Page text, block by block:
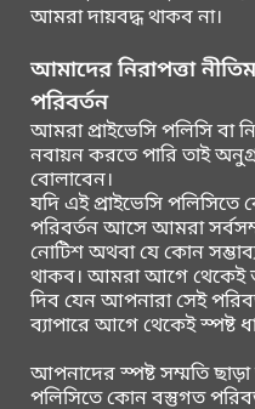
আমরা দায়বদ্ধ থাকব না।
আমাদের নিরাপত্তা
পরিবর্তন
আমরা প্রাইভেসি পলিসি বা
নবায়ন করতে পারি তাই
বোলাবেন।
যদি এই প্রাইভেসি
পরিবর্তন আসে আমরা
নোটিশ অথবা যে কোন
থাকব। আমরা আগে থেকেই
দিব যেন আপনারা সেই
ব্যাপারে আগে থেকেই স্পষ্ট
আপনাদের স্পষ্ট সম্মতি
পলিসিতে কোন বস্তুগত